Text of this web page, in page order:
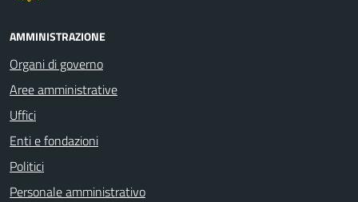
AMMINISTRAZIONE
Organi di governo
Aree amministrative
Uffici
Enti e fondazioni
Politici
Personale amministrativo